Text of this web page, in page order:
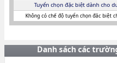
Tuyển chọn đặc biệt dành cho
Không có chế độ tuyển chọn đăc biệt
Danh sách các